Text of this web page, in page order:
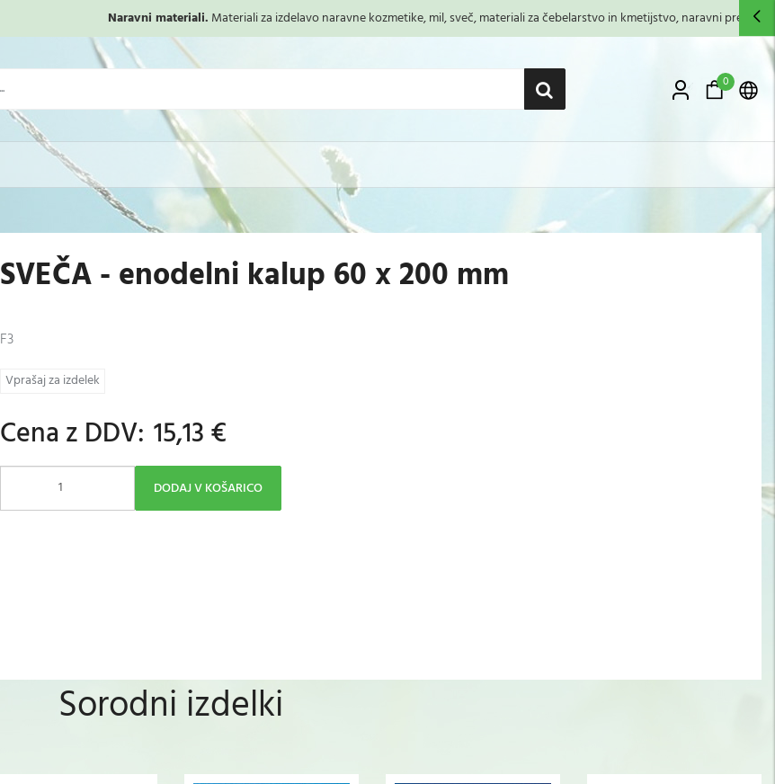
Naravni materiali. Materiali za izdelavo naravne kozmetike, mil, sveč, materiali za čebelarstvo in kmetijstvo, naravni premazi,...
0
SVEČA - enodelni kalup 60 x 200 mm
F3
Vprašaj za izdelek
Cena z DDV: 15,13 €
DODAJ V KOŠARICO
Sorodni izdelki